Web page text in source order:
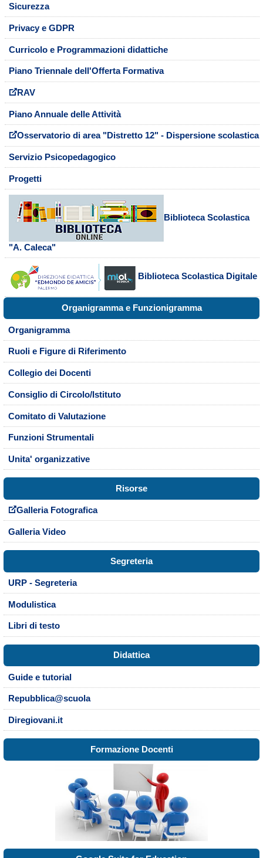
Sicurezza
Privacy e GDPR
Curricolo e Programmazioni didattiche
Piano Triennale dell'Offerta Formativa
RAV
Piano Annuale delle Attività
Osservatorio di area "Distretto 12" - Dispersione scolastica
Servizio Psicopedagogico
Progetti
Biblioteca Scolastica
"A. Caleca"
Biblioteca Scolastica Digitale
Organigramma e Funzionigramma
Organigramma
Ruoli e Figure di Riferimento
Collegio dei Docenti
Consiglio di Circolo/Istituto
Comitato di Valutazione
Funzioni Strumentali
Unita' organizzative
Risorse
Galleria Fotografica
Galleria Video
Segreteria
URP - Segreteria
Modulistica
Libri di testo
Didattica
Guide e tutorial
Repubblica@scuola
Diregiovani.it
Formazione Docenti